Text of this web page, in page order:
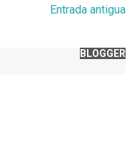
Entrada antigua
BLOGGER